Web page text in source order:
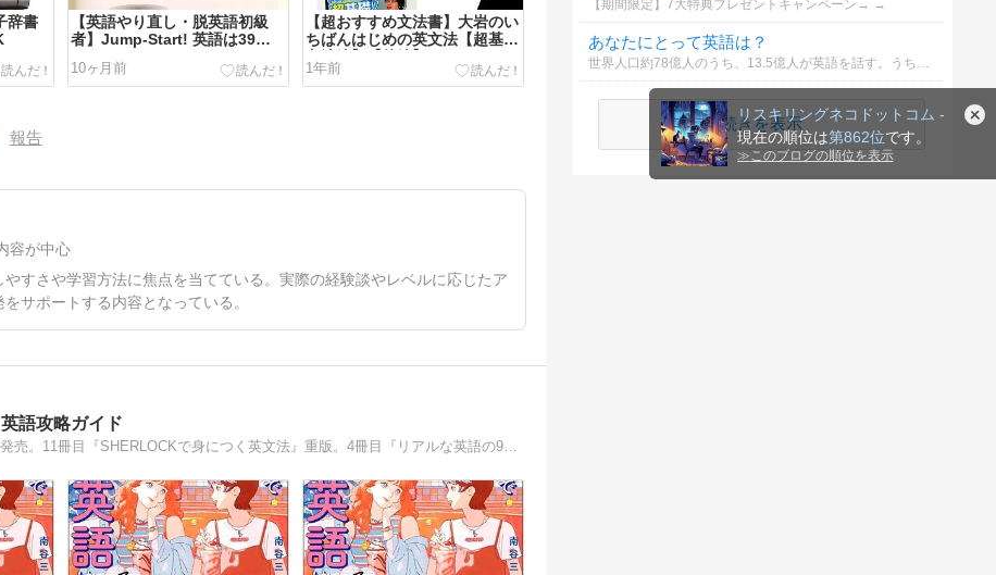
リスキリングネコドットコム -
現在の順位は第862位です。
≫ このブログの順位を表示
辞書
【英語やり直し・脱英語初級
者】Jump-Start! 英語は39日
でうまくなる!
10ヶ月前
【超おすすめ文法書】大岩のい
ちばんはじめの英文法【超基礎
文法編】【後編】
1年前
報告
容が中心
すさや学習方法に焦点を当てている。実際の経験談やレベルに応じたア
サポートする内容となっている。
語攻略ガイド
【期間限定】7大特典プレゼントキャンペーン→ →
あなたにとって英語は？
続きを表示